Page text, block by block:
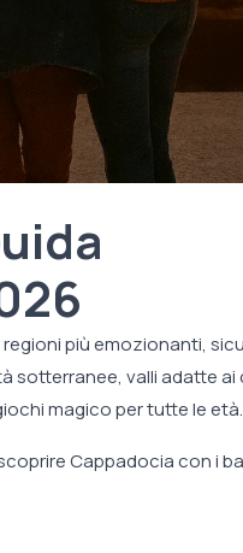
più emozionanti,
sotterranee, valli adatte ai
magico per tutte le età.
Cappadocia con i